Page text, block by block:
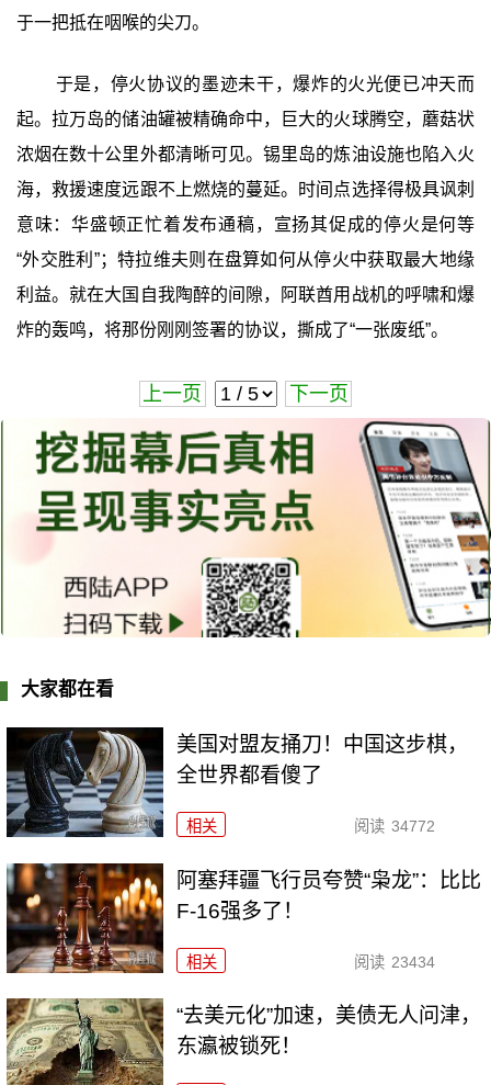
于一把抵在咽喉的尖刀。
于是，停火协议的墨迹未干，爆炸的火光便已冲天而
起。拉万岛的储油罐被精确命中，巨大的火球腾空，蘑菇状
浓烟在数十公里外都清晰可见。锡里岛的炼油设施也陷入火
海，救援速度远跟不上燃烧的蔓延。时间点选择得极具讽刺
意味：华盛顿正忙着发布通稿，宣扬其促成的停火是何等
“外交胜利”；特拉维夫则在盘算如何从停火中获取最大地缘
利益。就在大国自我陶醉的间隙，阿联酋用战机的呼啸和爆
炸的轰鸣，将那份刚刚签署的协议，撕成了“一张废纸”‍。
上一页 下一页
大家都在看
美国对盟友捅刀！中国这步棋，
全世界都看傻了
相关 阅读 34772
阿塞拜疆飞行员夸赞“枭龙”：比比
F-16强多了！
相关 阅读 23434
“去美元化”加速，美债无人问津，
东瀛被锁死！